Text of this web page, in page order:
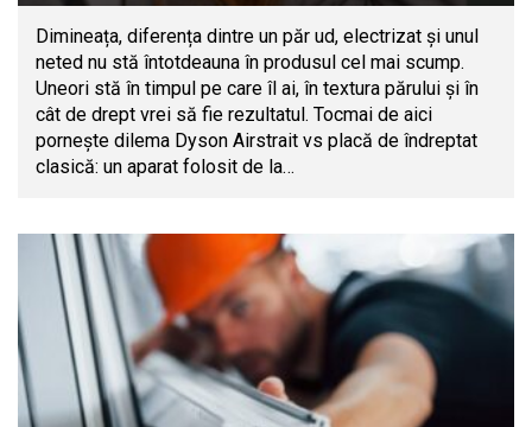
Dimineața, diferența dintre un păr ud, electrizat și unul
neted nu stă întotdeauna în produsul cel mai scump.
Uneori stă în timpul pe care îl ai, în textura părului și în
cât de drept vrei să fie rezultatul. Tocmai de aici
pornește dilema Dyson Airstrait vs placă de îndreptat
clasică: un aparat folosit de la…